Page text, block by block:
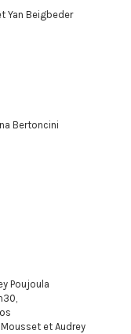
Yan Beigbeder
Bertoncini
Poujoula
et Audrey